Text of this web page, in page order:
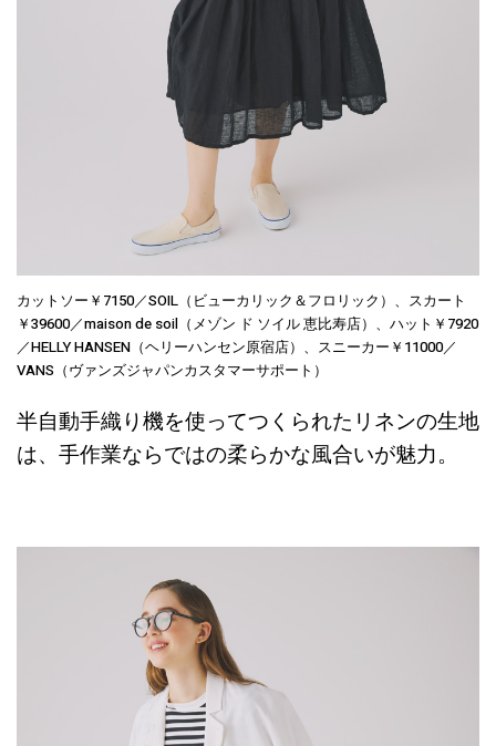
カットソー￥7150／SOIL（ビューカリック＆フロリック）、スカート
￥39600／maison de soil（メゾン ド ソイル 恵比寿店）、ハット￥7920
／HELLY HANSEN（ヘリーハンセン原宿店）、スニーカー￥11000／
VANS（ヴァンズジャパンカスタマーサポート）
半自動手織り機を使ってつくられたリネンの生地
は、手作業ならではの柔らかな風合いが魅力。